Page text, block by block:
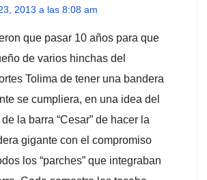
2013 a las 8:08 am
que pasar 10 años para que
de varios hinchas del
Tolima de tener una bandera
se cumpliera, en una idea del
de la barra “Cesar” de hacer la
gigante con el compromiso
los “parches” que integraban